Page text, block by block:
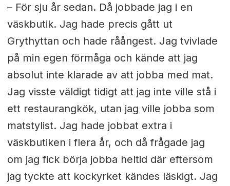
– För sju år sedan. Då jobbade jag i en
väskbutik. Jag hade precis gått ut
Grythyttan och hade råångest. Jag tvivlade
på min egen förmåga och kände att jag
absolut inte klarade av att jobba med mat.
Jag visste väldigt tidigt att jag inte ville stå i
ett restaurangkök, utan jag ville jobba som
matstylist. Jag hade jobbat extra i
väskbutiken i flera år, och då frågade jag
om jag fick börja jobba heltid där eftersom
jag tyckte att kockyrket kändes läskigt. Jag